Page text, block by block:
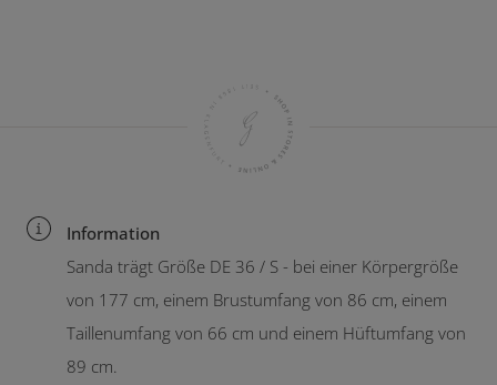
Information
Sanda trägt Größe DE 36 / S - bei einer Körpergröße
von 177 cm, einem Brustumfang von 86 cm, einem
Taillenumfang von 66 cm und einem Hüftumfang von
89 cm.